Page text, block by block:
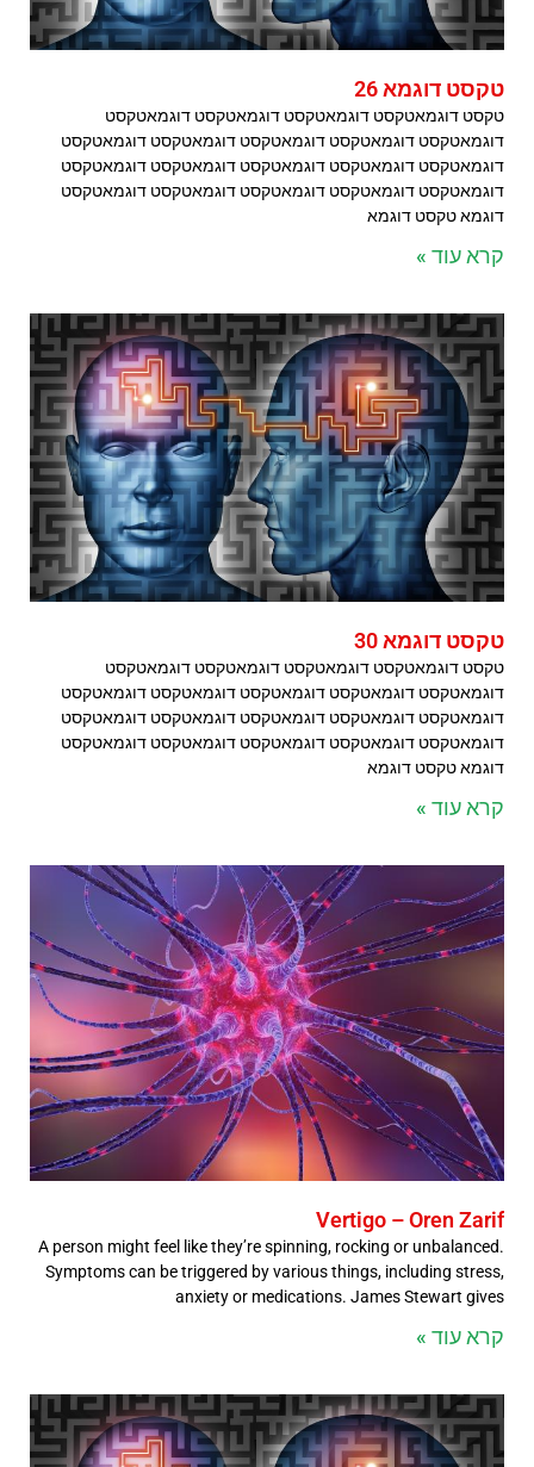
טקסט דוגמא 26
טקסט דוגמאטקסט דוגמאטקסט דוגמאטקסט דוגמאטקסט
דוגמאטקסט דוגמאטקסט דוגמאטקסט דוגמאטקסט דוגמאטקסט
דוגמאטקסט דוגמאטקסט דוגמאטקסט דוגמאטקסט דוגמאטקסט
דוגמאטקסט דוגמאטקסט דוגמאטקסט דוגמאטקסט דוגמאטקסט
דוגמא טקסט דוגמא
קרא עוד »
טקסט דוגמא 30
טקסט דוגמאטקסט דוגמאטקסט דוגמאטקסט דוגמאטקסט
דוגמאטקסט דוגמאטקסט דוגמאטקסט דוגמאטקסט דוגמאטקסט
דוגמאטקסט דוגמאטקסט דוגמאטקסט דוגמאטקסט דוגמאטקסט
דוגמאטקסט דוגמאטקסט דוגמאטקסט דוגמאטקסט דוגמאטקסט
דוגמא טקסט דוגמא
קרא עוד »
Vertigo – Oren Zarif
A person might feel like they’re spinning, rocking or unbalanced.
Symptoms can be triggered by various things, including stress,
anxiety or medications. James Stewart gives
קרא עוד »